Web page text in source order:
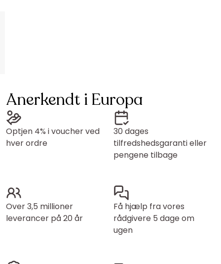
Anerkendt i Europa
Optjen 4% i voucher ved
hver ordre
30 dages
tilfredshedsgaranti eller
pengene tilbage
Over 3,5 millioner
leverancer på 20 år
Få hjælp fra vores
rådgivere 5 dage om
ugen